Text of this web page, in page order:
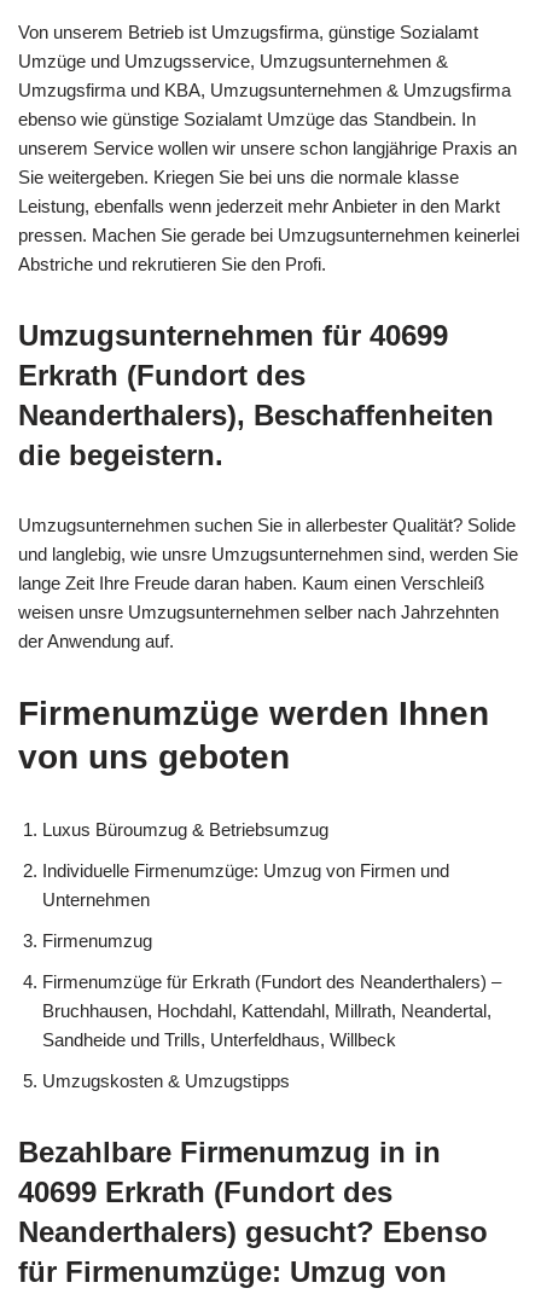
Von unserem Betrieb ist Umzugsfirma, günstige Sozialamt
Umzüge und Umzugsservice, Umzugsunternehmen &
Umzugsfirma und KBA, Umzugsunternehmen & Umzugsfirma
ebenso wie günstige Sozialamt Umzüge das Standbein. In
unserem Service wollen wir unsere schon langjährige Praxis an
Sie weitergeben. Kriegen Sie bei uns die normale klasse
Leistung, ebenfalls wenn jederzeit mehr Anbieter in den Markt
pressen. Machen Sie gerade bei Umzugsunternehmen keinerlei
Abstriche und rekrutieren Sie den Profi.
Umzugsunternehmen für 40699
Erkrath (Fundort des
Neanderthalers), Beschaffenheiten
die begeistern.
Umzugsunternehmen suchen Sie in allerbester Qualität? Solide
und langlebig, wie unsre Umzugsunternehmen sind, werden Sie
lange Zeit Ihre Freude daran haben. Kaum einen Verschleiß
weisen unsre Umzugsunternehmen selber nach Jahrzehnten
der Anwendung auf.
Firmenumzüge werden Ihnen
von uns geboten
Luxus Büroumzug & Betriebsumzug
Individuelle Firmenumzüge: Umzug von Firmen und
Unternehmen
Firmenumzug
Firmenumzüge für Erkrath (Fundort des Neanderthalers) –
Bruchhausen, Hochdahl, Kattendahl, Millrath, Neandertal,
Sandheide und Trills, Unterfeldhaus, Willbeck
Umzugskosten & Umzugstipps
Bezahlbare Firmenumzug in in
40699 Erkrath (Fundort des
Neanderthalers) gesucht? Ebenso
für Firmenumzüge: Umzug von